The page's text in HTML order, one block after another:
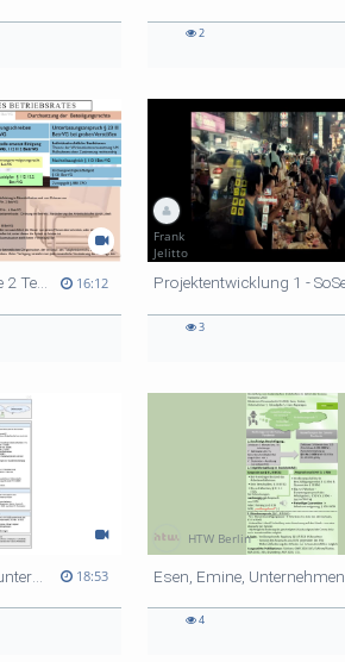
2
Unternehmen 3 Gruppe 2 Teilaufgabe a) 16:12
Frank
Jelitto
3
18:53
HTW Berlin
4